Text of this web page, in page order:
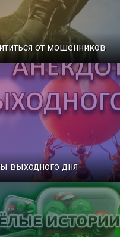
от мошенников
выходного дня